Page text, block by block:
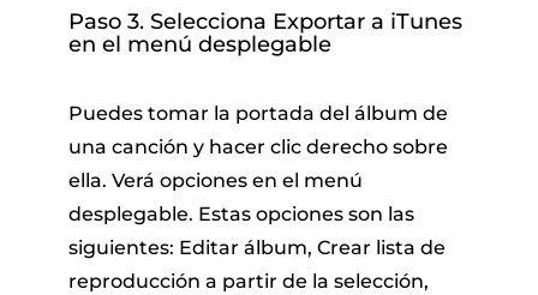
Paso 3. Selecciona Exportar a iTunes
en el menú desplegable
Puedes tomar la portada del álbum de
una canción y hacer clic derecho sobre
ella. Verá opciones en el menú
desplegable. Estas opciones son las
siguientes: Editar álbum, Crear lista de
reproducción a partir de la selección,